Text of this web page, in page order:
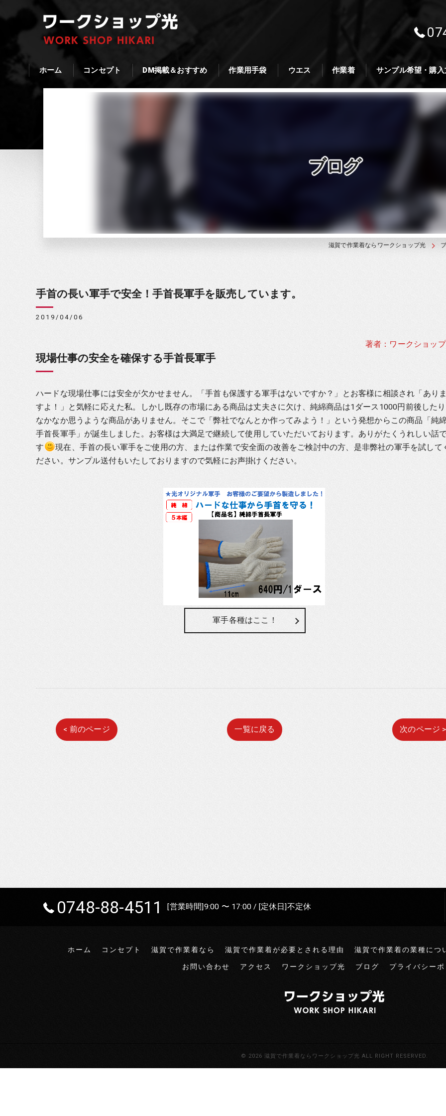
ホーム コンセプト DM掲載＆おすすめ 作業用手袋 ウエス 作業着 サンプル希望・購
ブログ
滋賀で作業着ならワークショップ光
手首の長い軍手で安全！手首長軍手を販売しています。
2019/04/06
著者：ワークショッ
現場仕事の安全を確保する手首長軍手
ハードな現場仕事には安全が欠かせません。「手首も保護する軍手はないですか？」とお客様に相談され「あり
すよ！」と気軽に応えた私。しかし既存の市場にある商品は丈夫さに欠け、純綿商品は1ダース1000円前後した
なかなか思うような商品がありません。そこで「弊社でなんとか作ってみよう！」という発想からこの商品「純
手首長軍手」が誕生しました。お客様は大満足で継続して使用していただいております。ありがたくうれしい話
す
現在、手首の長い軍手をご使用の方、または作業で安全面の改善をご検討中の方、是非弊社の軍手を試して
ださい。サンプル送付もいたしておりますので気軽にお声掛けください。
軍手各種はここ！
< 前のページ 一覧に戻る 次のページ >
0748-88-4511 [営業時間]9:00 〜 17:00 / [定休日]不定休
ホーム コンセプト 滋賀で作業着なら 滋賀で作業着が必要とされる理由 滋賀で作業着の業種につ
お問い合わせ アクセス ワークショップ光 ブログ プライバシー
© 2026 滋賀で作業着ならワークショップ光 ALL RIGHT RESERVED.